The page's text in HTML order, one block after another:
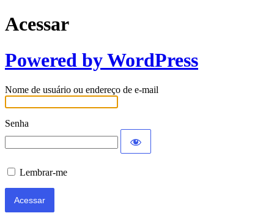
Acessar
Powered by WordPress
Nome de usuário ou endereço de e-mail
Senha
Lembrar-me